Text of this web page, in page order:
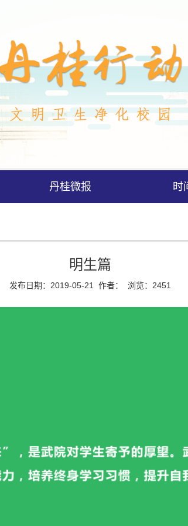
丹桂微报 时
明生篇
发布日期：2019-05-21 作者： 浏览： 2451